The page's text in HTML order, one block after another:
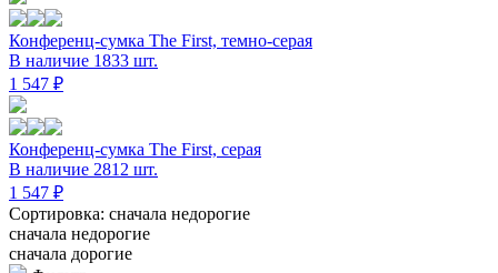
Конференц-сумка The First, темно-серая
В наличие 1833 шт.
1 547 ₽
Конференц-сумка The First, серая
В наличие 2812 шт.
1 547 ₽
Сортировка: сначала недорогие
сначала недорогие
сначала дорогие